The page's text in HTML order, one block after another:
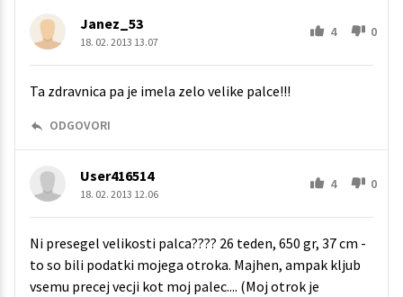
Janez_53
18. 02. 2013 13.07
4 0
Ta zdravnica pa je imela zelo velike palce!!!
ODGOVORI
User416514
18. 02. 2013 12.06
4 0
Ni presegel velikosti palca???? 26 teden, 650 gr, 37 cm -
to so bili podatki mojega otroka. Majhen, ampak kljub
vsemu precej vecji kot moj palec.... (Moj otrok je